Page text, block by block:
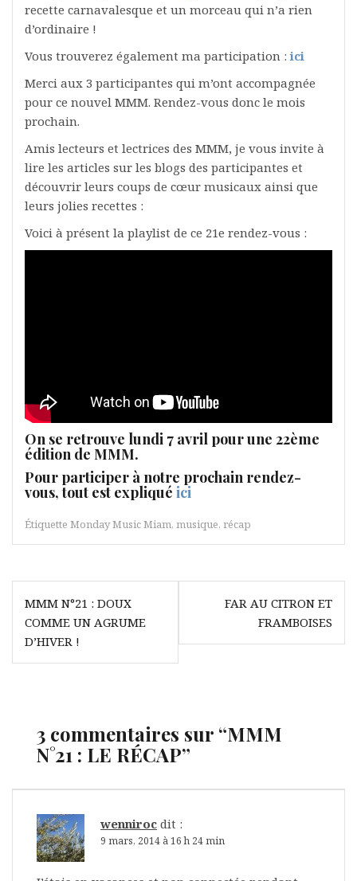
recette carnavalesque et un morceau qui n’a rien
d’ordinaire !
Vous trouverez également ma participation :ici
Merci aux 3 participantes qui m’ont accompagnée
pour ce nouvel MMM. Rendez-vous donc le mois
prochain.
Amis lecteurs et lectrices des MMM, je vous invite à
lire les articles sur les blogs des participantes et
découvrir leurs coups de cœur musicaux ainsi que
leurs jolies recettes :
Voici à présent la playlist de ce 21e rendez-vous :
On se retrouve lundi 7 avril pour une 22ème
édition de MMM.
Pour participer à notre prochain rendez-
vous, tout est expliqué ici
Étiquette Monday Music Miam, musique, récap
Navigation
de
l’article
MMM N°21 : DOUX
COMME UN AGRUME
D’HIVER !
FAR AU CITRON ET
FRAMBOISES
3 commentaires sur “MMM
N°21 : LE RÉCAP”
wenniroc dit :
9 mars, 2014 à 16 h 24 min